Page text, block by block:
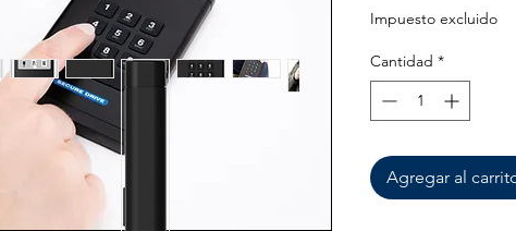
Impuesto excluido
Cantidad *
Agregar al